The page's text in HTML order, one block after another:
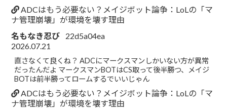
ADCはもう必要ない？メイジボット論争：LoLの「マ
ナ管理崩壊」が環境を壊す理由
名もなき忍び
22d5a04ea
2026.07.21
直さなくて良くね？ ADCにマークスマンしかいない方が異常
だったんだよ マークスマンBOTはCS取って後半勝つ、メイジ
BOTは前半勝ってロームするでいいじゃん
ADCはもう必要ない？メイジボット論争：LoLの「マ
ナ管理崩壊」が環境を壊す理由